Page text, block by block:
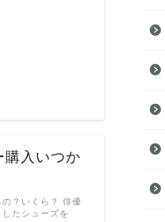
購入いつか
の？いくら？ 俳優
たシューズを